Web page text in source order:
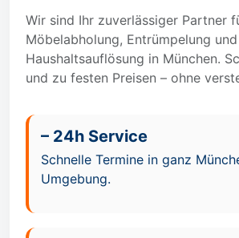
Wir sind Ihr zuverlässiger Partner
Möbelabholung, Entrümpelung und
Haushaltsauflösung in München.
und zu festen Preisen – ohne
– 24h Service
Schnelle Termine in ganz
Umgebung.